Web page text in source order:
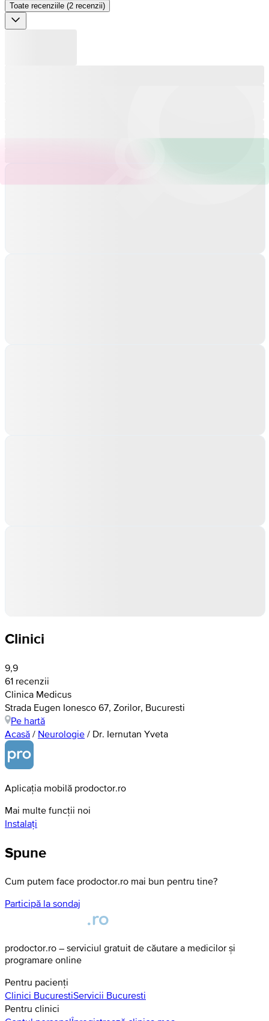
Toate recenziile (2 recenzii)
Clinici
9,9
61 recenzii
Clinica Medicus
Strada Eugen Ionesco 67, Zorilor, Bucuresti
Pe hartă
Acasă / Neurologie / Dr. Iernutan Yveta
Aplicația mobilă prodoctor.ro
Mai multe funcții noi
Instalați
Spune
Cum putem face prodoctor.ro mai bun pentru tine?
Participă la sondaj
prodoctor.ro – serviciul gratuit de căutare a medicilor și
programare online
Pentru pacienți
Clinici BucurestiServicii Bucuresti
Pentru clinici